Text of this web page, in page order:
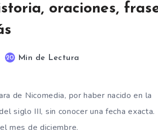
oraciones,
20 Min de Lectura
de Nicomedia, por haber nacido en la
siglo III, sin conocer una fecha exacta.
mes de diciembre.